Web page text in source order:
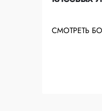
СМОТРЕТЬ